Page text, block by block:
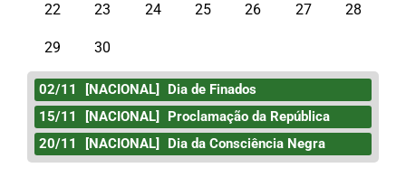
22 23 24 25 26 27 28
29 30
02/11 [NACIONAL]
Dia de Finados
15/11
[NACIONAL]
Proclamação da República
20/11
[NACIONAL] Dia da Consciência Negra